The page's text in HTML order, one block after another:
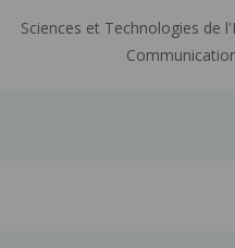
Sciences et Technologies de